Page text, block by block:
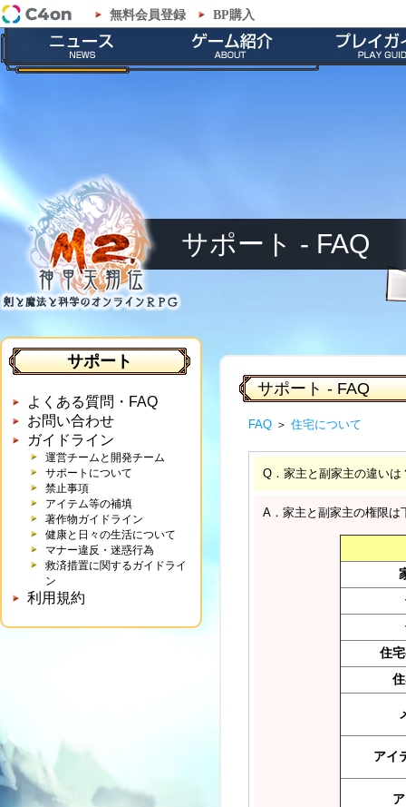
無料会員登録 BP購入
「M2-神甲天翔伝-」サポート - FAQ
サポート - FAQ
サポート
よくある質問・FAQ
お問い合わせ
ガイドライン
運営チームと開発チーム
サポートについて
禁止事項
アイテム等の補填
著作物ガイドライン
健康と日々の生活について
マナー違反・迷惑行為
救済措置に関するガイドライ
ン
利用規約
サポート - FAQ
FAQ ＞ 住宅について
Q．家主と副家主の違いは
A．家主と副家主の権限は
住
アイ